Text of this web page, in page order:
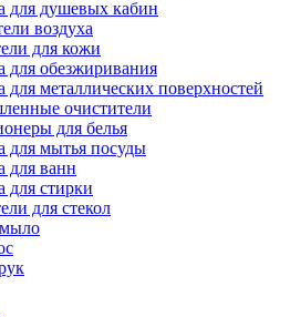
для душевых кабин
воздуха
для кожи
для обезжиривания
для металлических поверхностей
очистители
для белья
для мытья посуды
для ванн
для стирки
для стекол